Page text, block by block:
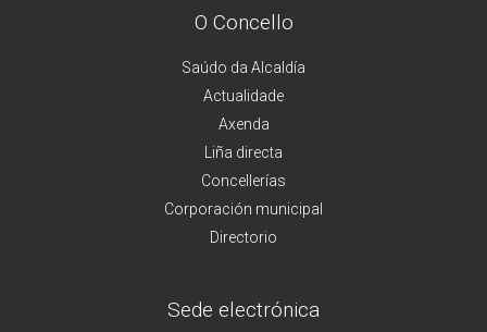
O Concello
Saúdo da Alcaldía
Actualidade
Axenda
Liña directa
Concellerías
Corporación municipal
Directorio
Sede electrónica